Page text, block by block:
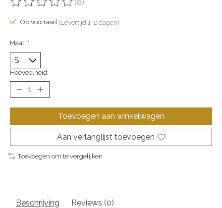
De beoordeling van dit product is
(0)
Op voorraad (Levertijd:1-2 dagen)
Maat: *
Hoeveelheid:
Toevoegen aan winkelwagen
Aan verlanglijst toevoegen
Toevoegen om te vergelijken
Beschrijving Reviews (0)